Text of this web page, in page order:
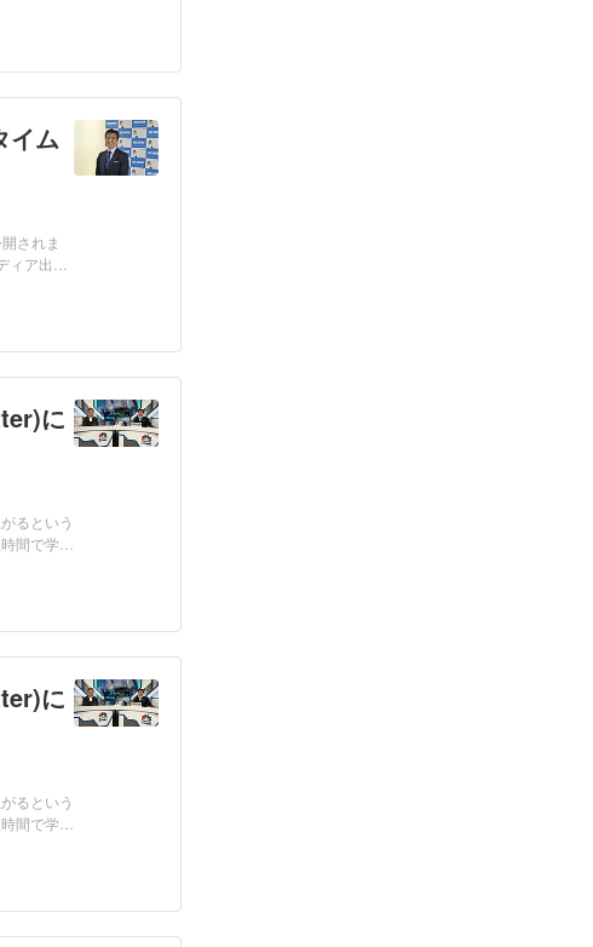
イム
されま
ア出演
に
るという
間で学
に
るという
間で学